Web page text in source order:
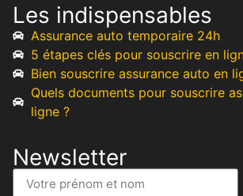
Les indispensables
Assurance auto temporaire 24h
5 étapes clés pour souscrire en
Bien souscrire assurance auto en
Quels documents pour souscrire
ligne ?
Newsletter